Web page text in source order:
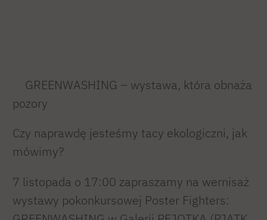
GREENWASHING – wystawa, która obnaża
pozory
Czy naprawdę jesteśmy tacy ekologiczni, jak
mówimy?
7 listopada o 17:00 zapraszamy na wernisaż
wystawy pokonkursowej Poster Fighters: